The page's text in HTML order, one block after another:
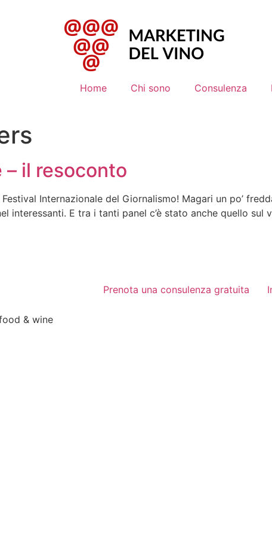
Home Chi sono Consulenza
– il resoconto
Internazionale del Giornalismo! Magari un po’
interessanti. E tra i tanti panel c’è stato anche quello sul
& wine
Prenota una consulenza gratuita